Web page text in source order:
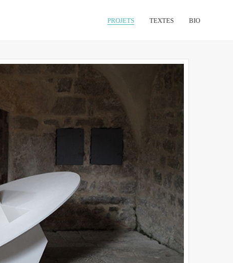
PROJETS TEXTES BIO